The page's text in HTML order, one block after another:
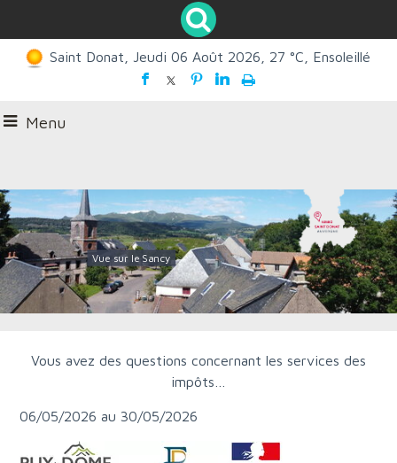
Saint Donat, Jeudi 06 Août 2026, 27 °C, Ensoleillé
Menu
Vue sur le Sancy
Vous avez des questions concernant les services des
impôts…
06/05/2026 au 30/05/2026